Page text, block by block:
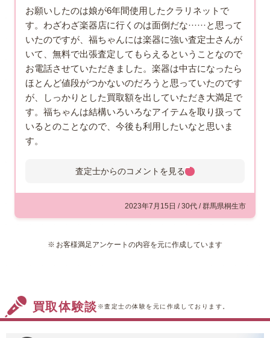
お願いしたのは娘が6年間使用したクラリネットで
す。わざわざ楽器店に行くのは面倒だな······と思って
いたのですが、福ちゃんには楽器に強い査定士さんが
いて、無料で出張査定してもらえるということなので
お電話させていただきました。楽器は中古になったら
ほとんど値段がつかないのだろうと思っていたのです
が、しっかりとした買取額を出していただき大満足で
す。福ちゃんは結構いろいろなアイテムを取り扱って
いるとのことなので、今後も利用したいなと思いま
す。
査定士からのコメント
桐生市にお住まいのお客様よりご
依頼を受け、クラリネットの出張
ヤマハの『YCL-450』です。ヤマ
品は6年間使用されたということで、多少の使用
感は感じられるものの、目立つ傷、変色などはご
査定士からのコメントを 見る
2023年7月15日 / 30代 / 群馬県桐生市
お客様満足アンケートの内容を元に作成しています
買取体験談 ※査定士の体験を元に作成しております。